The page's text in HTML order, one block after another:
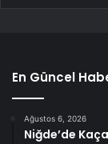
En Güncel
Ağustos 6, 2026
Niğde’de